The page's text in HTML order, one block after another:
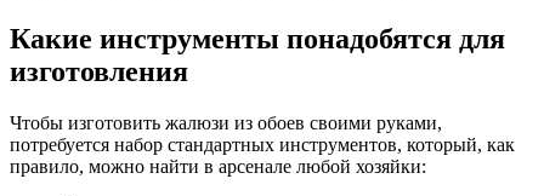
Какие инструменты понадобятся для
изготовления
Чтобы изготовить жалюзи из обоев своими руками,
потребуется набор стандартных инструментов, который, как
правило, можно найти в арсенале любой хозяйки: